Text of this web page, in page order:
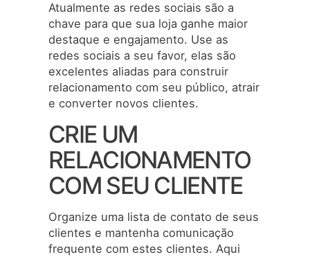
Atualmente as redes sociais são a
chave para que sua loja ganhe maior
destaque e engajamento. Use as
redes sociais a seu favor, elas são
excelentes aliadas para construir
relacionamento com seu público, atrair
e converter novos clientes.
CRIE UM
RELACIONAMENTO
COM SEU CLIENTE
Organize uma lista de contato de seus
clientes e mantenha comunicação
frequente com estes clientes. Aqui